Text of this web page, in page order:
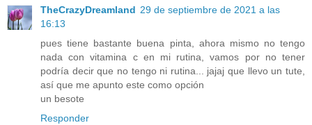
TheCrazyDreamland 29 de septiembre de 2021 a las
16:13
pues tiene bastante buena pinta, ahora mismo no tengo
nada con vitamina c en mi rutina, vamos por no tener
podría decir que no tengo ni rutina... jajaj que llevo un tute,
así que me apunto este como opción
un besote
Responder